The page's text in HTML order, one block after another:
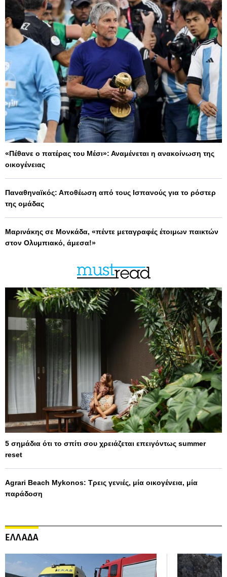
«Πέθανε ο πατέρας του Μέσι»: Αναμένεται η ανακοίνωση της
οικογένειας
Παναθηναϊκός: Αποθέωση από τους Ισπανούς για το ρόστερ
της ομάδας
Μαρινάκης σε Μονκάδα, «πέντε μεταγραφές έτοιμων παικτών
στον Ολυμπιακό, άμεσα!»
5 σημάδια ότι το σπίτι σου χρειάζεται επειγόντως summer
reset
Agrari Beach Mykonos: Τρεις γενιές, μία οικογένεια, μία
παράδοση
ΕΛΛΑΔΑ